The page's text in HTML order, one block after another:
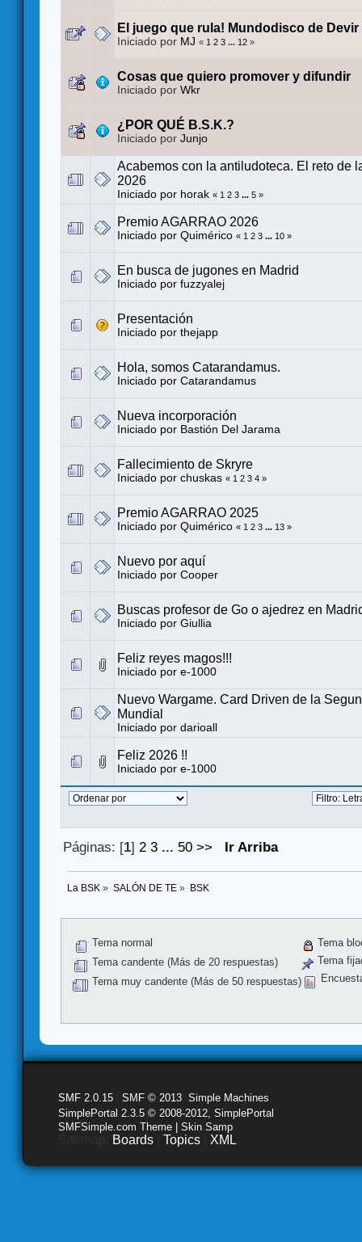
El juego que rula! Mundodisco de Devir
Iniciado por MJ « 1 2 3 ... 12 »
Cosas que quiero promover y difundir
Iniciado por Wkr
¿POR QUÉ B.S.K.?
Iniciado por Junjo
Acabemos con la antiludoteca. El reto de
2026
Iniciado por horak « 1 2 3 ... 5 »
Premio AGARRAO 2026
Iniciado por Quimérico « 1 2 3 ... 10 »
En busca de jugones en Madrid
Iniciado por fuzzyalej
Presentación
Iniciado por thejapp
Hola, somos Catarandamus.
Iniciado por Catarandamus
Nueva incorporación
Iniciado por Bastión Del Jarama
Fallecimiento de Skryre
Iniciado por chuskas « 1 2 3 4 »
Premio AGARRAO 2025
Iniciado por Quimérico « 1 2 3 ... 13 »
Nuevo por aquí
Iniciado por Cooper
Buscas profesor de Go o ajedrez en
Iniciado por Giullia
Feliz reyes magos!!!
Iniciado por e-1000
Nuevo Wargame. Card Driven de la
Mundial
Iniciado por darioall
Feliz 2026 !!
Iniciado por e-1000
Páginas: [1] 2 3 ... 50 >> Ir Arriba
La BSK » SALÓN DE TE» BSK
Tema normal
Tema candente (Más de 20 respuestas)
Tema muy candente (Más de 50 respuestas)
Tema
Tema
SMF 2.0.15 SMF © 2013 Simple Machines
SimplePortal 2.3.5 © 2008-2012, SimplePortal
SMFSimple.com Theme | Skin Samp
Boards Topics XML